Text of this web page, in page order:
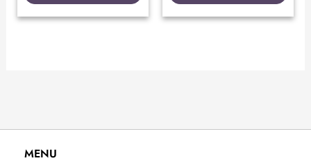
MENU